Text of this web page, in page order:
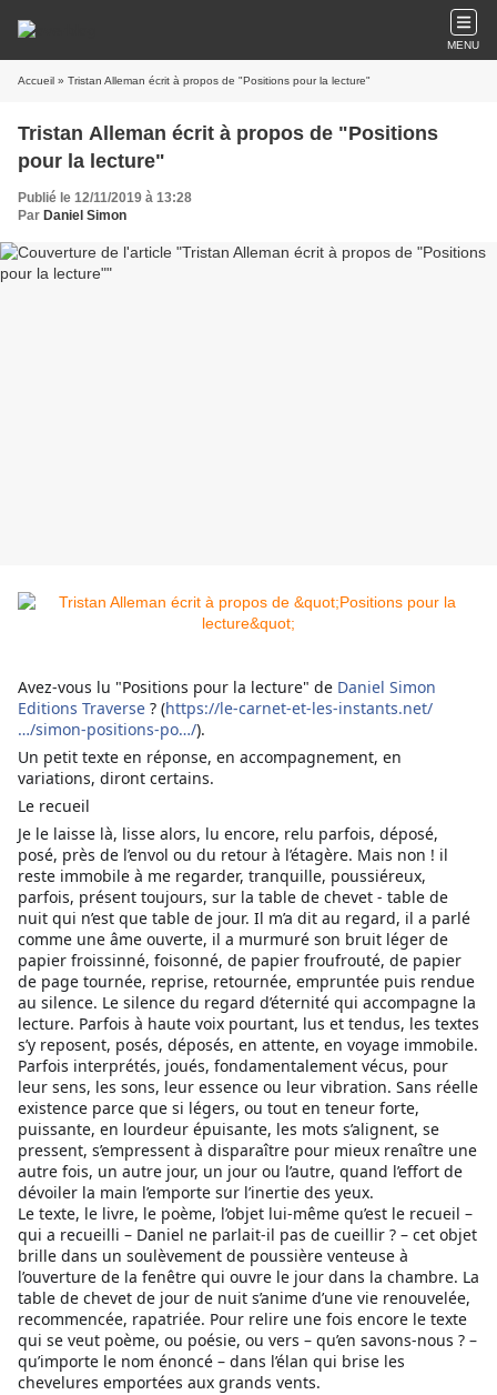
MENU
Accueil » Tristan Alleman écrit à propos de "Positions pour la lecture"
Tristan Alleman écrit à propos de "Positions
pour la lecture"
Publié le 12/11/2019 à 13:28
Par Daniel Simon
Avez-vous lu "Positions pour la lecture" de Daniel Simon
Editions Traverse ? (https://le-carnet-et-les-instants.net/
…/simon-positions-po…/).
Un petit texte en réponse, en accompagnement, en
variations, diront certains.
Le recueil
Je le laisse là, lisse alors, lu encore, relu parfois, déposé,
posé, près de l’envol ou du retour à l’étagère. Mais non ! il
reste immobile à me regarder, tranquille, poussiéreux,
parfois, présent toujours, sur la table de chevet - table de
nuit qui n’est que table de jour. Il m’a dit au regard, il a parlé
comme une âme ouverte, il a murmuré son bruit léger de
papier froissinné, foisonné, de papier froufrouté, de papier
de page tournée, reprise, retournée, empruntée puis rendue
au silence. Le silence du regard d’éternité qui accompagne la
lecture. Parfois à haute voix pourtant, lus et tendus, les textes
s’y reposent, posés, déposés, en attente, en voyage immobile.
Parfois interprétés, joués, fondamentalement vécus, pour
leur sens, les sons, leur essence ou leur vibration. Sans réelle
existence parce que si légers, ou tout en teneur forte,
puissante, en lourdeur épuisante, les mots s’alignent, se
pressent, s’empressent à disparaître pour mieux renaître une
autre fois, un autre jour, un jour ou l’autre, quand l’effort de
dévoiler la main l’emporte sur l’inertie des yeux.
Le texte, le livre, le poème, l’objet lui-même qu’est le recueil –
qui a recueilli – Daniel ne parlait-il pas de cueillir ? – cet objet
brille dans un soulèvement de poussière venteuse à
l’ouverture de la fenêtre qui ouvre le jour dans la chambre. La
table de chevet de jour de nuit s’anime d’une vie renouvelée,
recommencée, rapatriée. Pour relire une fois encore le texte
qui se veut poème, ou poésie, ou vers – qu’en savons-nous ? –
qu’importe le nom énoncé – dans l’élan qui brise les
chevelures emportées aux grands vents.